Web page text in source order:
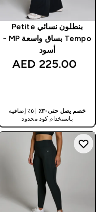
بنطلون نسائي Petite
Tempo بساق واسعة MP -
أسود
225.00 AED‎
خصم يصل حتى٣٠٪
| ٥٪ إضافية
باستخدام كود محدود